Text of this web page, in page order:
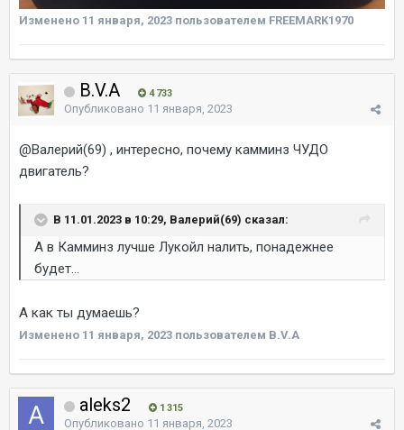
Изменено 11 января, 2023 пользователем FREEMARK1970
B.V.A 4 733
Опубликовано 11 января, 2023
@Валерий(69) , интересно, почему камминз ЧУДО
двигатель?
В 11.01.2023 в 10:29, Валерий(69) сказал:
А в Камминз лучше Лукойл налить, понадежнее
будет...
А как ты думаешь?
Изменено 11 января, 2023 пользователем B.V.A
aleks2 1 315
Опубликовано 11 января, 2023